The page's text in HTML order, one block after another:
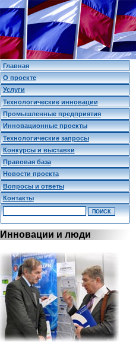
Главная
О проекте
Услуги
Технологические инновации
Промышленные предприятия
Инновационные проекты
Технологические запросы
Конкурсы и выставки
Правовая база
Новости проекта
Вопросы и ответы
Контакты
Инновации и люди